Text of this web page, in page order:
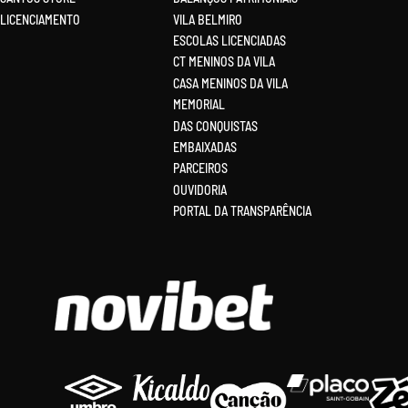
LICENCIAMENTO
VILA BELMIRO
ESCOLAS LICENCIADAS
CT MENINOS DA VILA
CASA MENINOS DA VILA
MEMORIAL
DAS CONQUISTAS
EMBAIXADAS
PARCEIROS
OUVIDORIA
PORTAL DA TRANSPARÊNCIA